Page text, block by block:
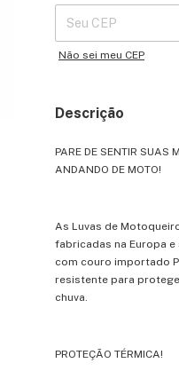
Não sei meu CEP
Descrição
PARE DE SENTIR SUAS
ANDANDO DE MOTO!
As Luvas de
fabricadas na Europa
com couro importado
resistente para
chuva.
PROTEÇÃO TÉRMICA!